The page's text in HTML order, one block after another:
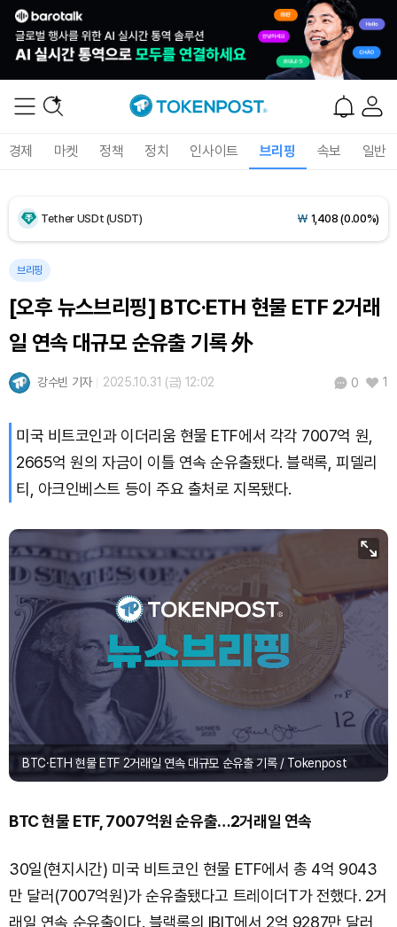
경제 마켓 정책 정치 인사이트 브리핑 속보 일반
Tether USDt (USDT) ₩ 1,408(0.00%)
BNB (BNB)
USDC (USDC) ₩ 1,409(+0.01%)
XRP (XRP)
TRON (TRX) ₩ 464.7 (+0.16%)
Hyperliquid (HYPE) ₩
Dogecoin (DOGE) ₩98.68(-0.16%)
Bitcoin (BTC) 91,940,579
브리핑
[오후 뉴스브리핑] BTC·ETH 현물 ETF 2거래
일 연속 대규모 순유출 기록 外
강수빈 기자 2025.10.31 (금) 12:02 0 1
미국 비트코인과 이더리움 현물 ETF에서 각각 7007억 원,
2665억 원의 자금이 이틀 연속 순유출됐다. 블랙록, 피델리
티, 아크인베스트 등이 주요 출처로 지목됐다.
BTC·ETH 현물 ETF 2거래일 연속 대규모 순유출 기록 / Tokenpost
BTC 현물 ETF, 7007억원 순유출…2거래일 연속
30일(현지시간) 미국 비트코인 현물 ETF에서 총 4억 9043
만 달러(7007억원)가 순유출됐다고 트레이더T가 전했다. 2거
래일 연속 순유출이다. 블랙록의 IBIT에서 2억 9287만 달러,